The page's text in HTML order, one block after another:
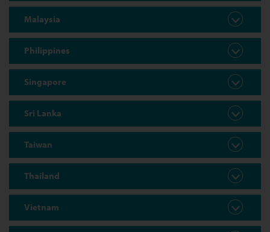
Malaysia
Philippines
Singapore
Sri Lanka
Taiwan
Thailand
Vietnam